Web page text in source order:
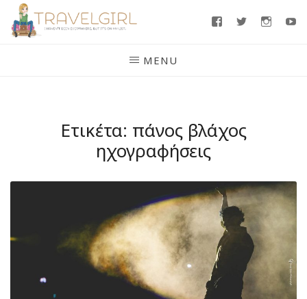
Skip
FacebookTwitter
MENU
Ετικέτα: πάνος βλάχος
ηχογραφήσεις